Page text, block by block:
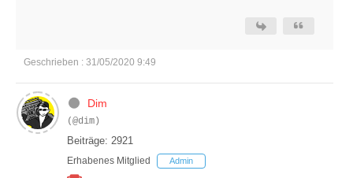
Geschrieben : 31/05/2020 9:49
Dim
(@dim)
Beiträge: 2921
Erhabenes Mitglied Admin